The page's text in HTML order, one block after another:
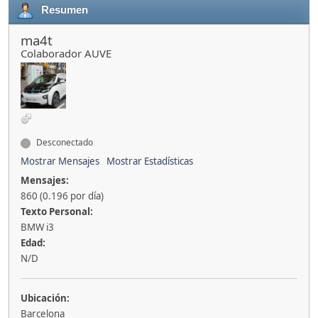
Resumen
ma4t
Colaborador AUVE
Desconectado
Mostrar Mensajes
Mostrar Estadísticas
Mensajes:
860 (0.196 por día)
Texto Personal:
BMW i3
Edad:
N/D
Ubicación:
Barcelona